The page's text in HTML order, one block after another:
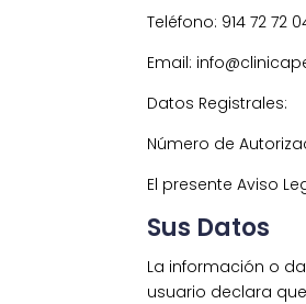
Teléfono: 914 72 72
Email:
Datos Registrales:
Número de
El presente Aviso
Sus Datos
La información o
usuario declara